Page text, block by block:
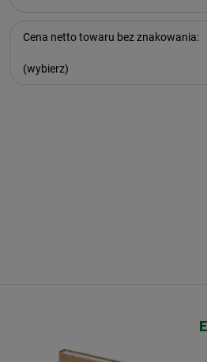
Cena netto towaru bez znakowania:
(wybierz)